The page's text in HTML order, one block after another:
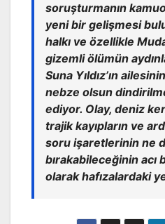
soruşturmanın
yeni bir gelişmesi
halkı ve özellikle
gizemli ölümün
Suna Yıldız’ın
nebze olsun
ediyor. Olay, deniz
trajik kayıpların ve
soru işaretlerinin ne
bırakabileceğinin acı
olarak hafızalardaki